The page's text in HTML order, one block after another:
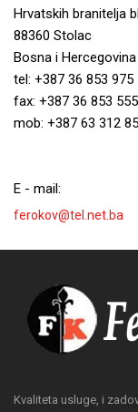
Hrvatskih branitelja
88360 Stolac
Bosna i Hercegovina
tel: +387 36 853 975
fax: +387 36 853 555
mob: +387 63 312
E - mail:
ferokov@tel.net.ba
Kvaliteta usluge, i